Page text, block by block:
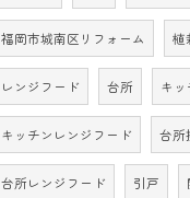
福岡市城南区リフォーム 植
レンジフード 台所 キ
キッチンレンジフード 台所
台所レンジフード 引戸